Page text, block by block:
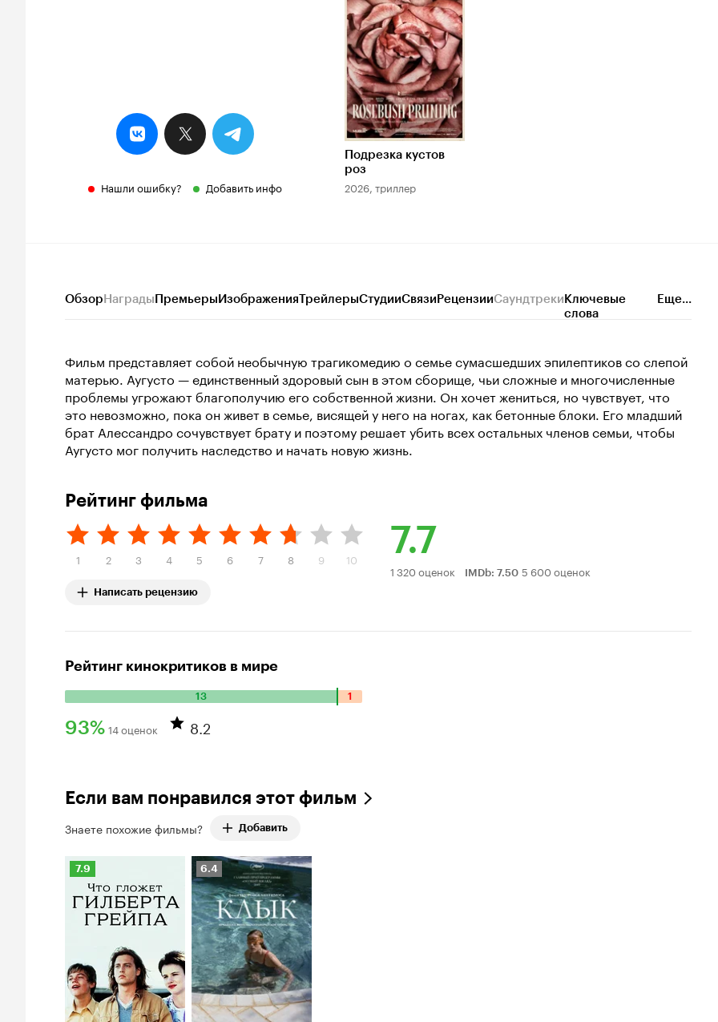
Нашли ошибку? Добавить инфо
Подрезка кустов
роз
2026, триллер
ОбзорНаградыПремьерыИзображенияТрейлерыСтудииСвязиРецензииСаундтрекиКлючевые
слова
Еще...
Фильм представляет собой необычную трагикомедию о семье сумасшедших эпилептиков со слепой
матерью. Аугусто — единственный здоровый сын в этом сборище, чьи сложные и многочисленные
проблемы угрожают благополучию его собственной жизни. Он хочет жениться, но чувствует, что
это невозможно, пока он живет в семье, висящей у него на ногах, как бетонные блоки. Его младший
брат Алессандро сочувствует брату и поэтому решает убить всех остальных членов семьи, чтобы
Аугусто мог получить наследство и начать новую жизнь.
Рейтинг фильма
1 2 3 4 5 6 7 8 9 10
Написать рецензию
7.7
Рейтинг
1 320 оценок IMDb: 7.50 5 600 оценок
Рейтинг кинокритиков в мире
13 1
Количество положительных оценок: 13. Количество отрицательных оценок: 1.
93% 14 оценок 8.2
Если вам понравился этот фильм
Знаете похожие фильмы? Добавить
Рейтинг
Кинопоиска
7.9
7.9
Рейтинг
Кинопоиска
6.4
6.4